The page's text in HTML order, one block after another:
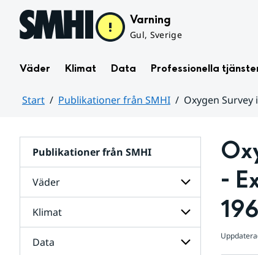
Hoppa till sidans innehåll Varning
Gul, Sverige
Väder Klimat Data Professionella
Start Publikationer från SMHI
Oxygen Survey
Publikationer från SMHI
Väder
Undersidor
för
Väder
Klimat
Undersidor
Data
-